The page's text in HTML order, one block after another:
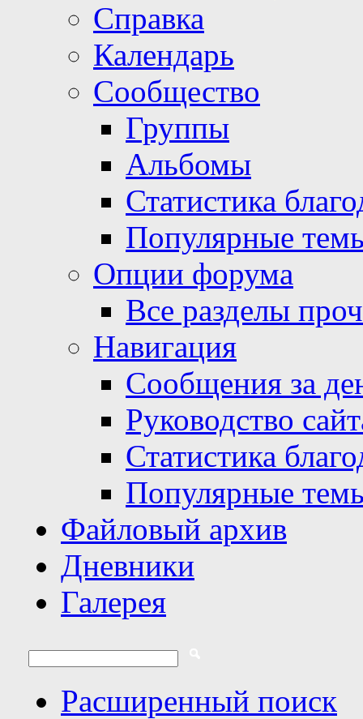
Справка
Календарь
Сообщество
Группы
Альбомы
Статистика
Популярные
Опции форума
Все разделы
Навигация
Сообщения за
Руководство
Статистика
Популярные
Файловый архив
Дневники
Галерея
Расширенный поиск